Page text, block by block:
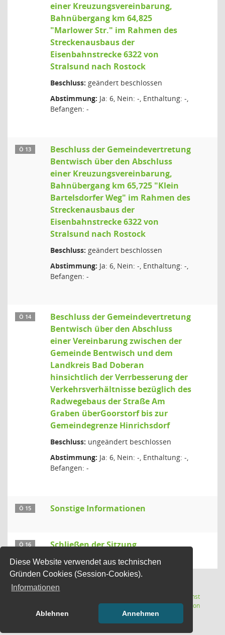
Diese Website verwendet aus technischen
Gründen Cookies (Session-Cookies).
Informationen
Ablehnen Annehmen
einer Kreuzungsvereinbarung,
Bahnübergang km 64,825
"Marlower Str." im Rahmen des
Streckenausbaus der
Eisenbahnstrecke 6322 von
Stralsund nach Rostock
Beschluss: geändert beschlossen
Abstimmung: Ja: 6, Nein: -, Enthaltung: -,
Befangen: -
Ö 13
Beschluss der Gemeindevertretung
Bentwisch über den Abschluss
einer Kreuzungsvereinbarung,
Bahnübergang km 65,725 "Klein
Bartelsdorfer Weg" im Rahmen des
Streckenausbaus der
Eisenbahnstrecke 6322 von
Stralsund nach Rostock
Beschluss: geändert beschlossen
Abstimmung: Ja: 6, Nein: -, Enthaltung: -,
Befangen: -
Ö 14
Beschluss der Gemeindevertretung
Bentwisch über den Abschluss
einer Vereinbarung zwischen der
Gemeinde Bentwisch und dem
Landkreis Bad Doberan
hinsichtlich der Verrbesserung der
Verkehrsverhältnisse bezüglich des
Radwegebaus der Straße Am
Graben überGoorstorf bis zur
Gemeindegrenze Hinrichsdorf
Beschluss: ungeändert beschlossen
Abstimmung: Ja: 6, Nein: -, Enthaltung: -,
Befangen: -
Ö 15 Sonstige Informationen
Ö 16 Schließen der Sitzung
Sitzungsdienst
Session(Wird in